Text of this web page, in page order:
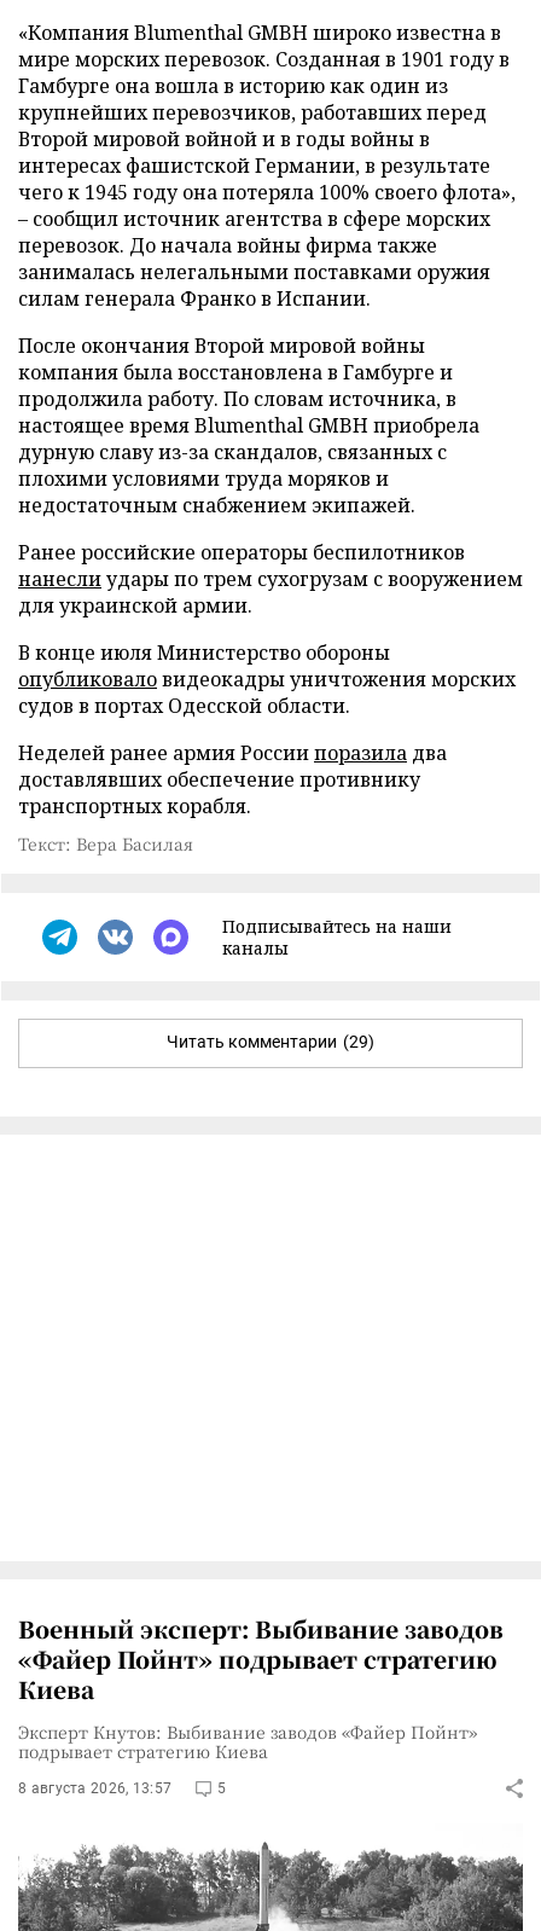
«Компания Blumenthal GMBH широко известна в
мире морских перевозок. Созданная в 1901 году в
Гамбурге она вошла в историю как один из
крупнейших перевозчиков, работавших перед
Второй мировой войной и в годы войны в
интересах фашистской Германии, в результате
чего к 1945 году она потеряла 100% своего флота»,
– сообщил источник агентства в сфере морских
перевозок. До начала войны фирма также
занималась нелегальными поставками оружия
силам генерала Франко в Испании.
После окончания Второй мировой войны
компания была восстановлена в Гамбурге и
продолжила работу. По словам источника, в
настоящее время Blumenthal GMBH приобрела
дурную славу из-за скандалов, связанных с
плохими условиями труда моряков и
недостаточным снабжением экипажей.
Ранее российские операторы беспилотников
нанеслиудары по трем сухогрузам с вооружением
для украинской армии.
В конце июля Министерство обороны
опубликоваловидеокадры уничтожения морских
судов в портах Одесской области.
Неделей ранее армия Россиипоразила два
доставлявших обеспечение противнику
транспортных корабля.
Текст: Вера Басилая
Подписывайтесь на наши
каналы
Читать комментарии (29)
Военный эксперт: Выбивание заводов
«Файер Пойнт» подрывает стратегию
Киева
Эксперт Кнутов: Выбивание заводов «Файер Пойнт»
подрывает стратегию Киева
8 августа 2026, 13:57 5